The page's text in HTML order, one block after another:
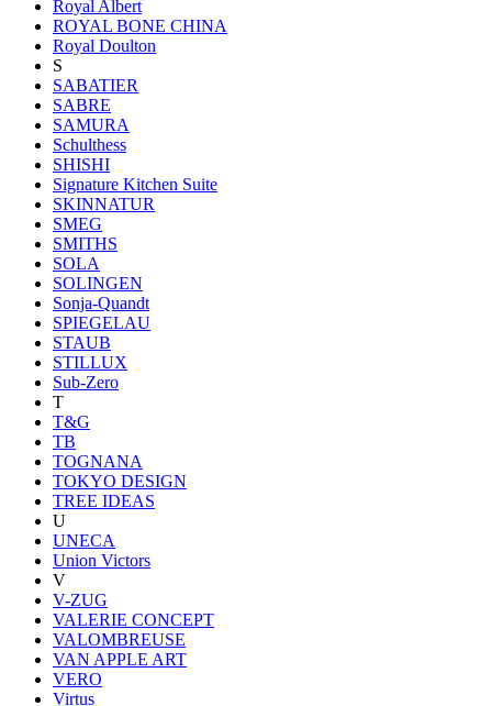
Royal Albert
ROYAL BONE CHINA
Royal Doulton
S
SABATIER
SABRE
SAMURA
Schulthess
SHISHI
Signature Kitchen Suite
SKINNATUR
SMEG
SMITHS
SOLA
SOLINGEN
Sonja-Quandt
SPIEGELAU
STAUB
STILLUX
Sub-Zero
T
T&G
TB
TOGNANA
TOKYO DESIGN
TREE IDEAS
U
UNECA
Union Victors
V
V-ZUG
VALERIE CONCEPT
VALOMBREUSE
VAN APPLE ART
VERO
Virtus